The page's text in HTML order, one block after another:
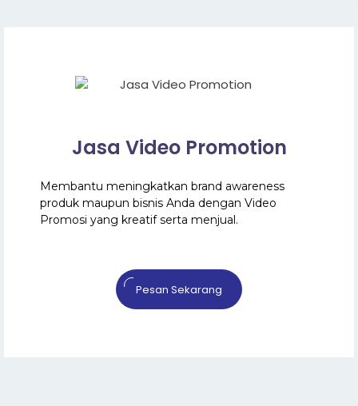
Jasa Video Promotion
Membantu meningkatkan brand awareness
produk maupun bisnis Anda dengan Video
Promosi yang kreatif serta menjual.
Pesan Sekarang